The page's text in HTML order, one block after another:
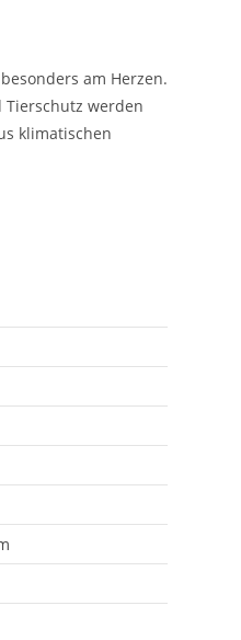
am Herzen.
werden
klimatischen